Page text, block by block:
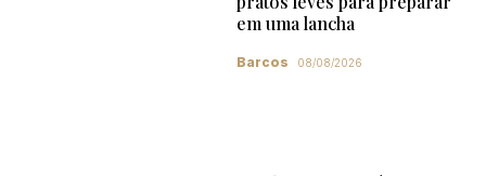
em uma lancha
Barcos 08/08/2026